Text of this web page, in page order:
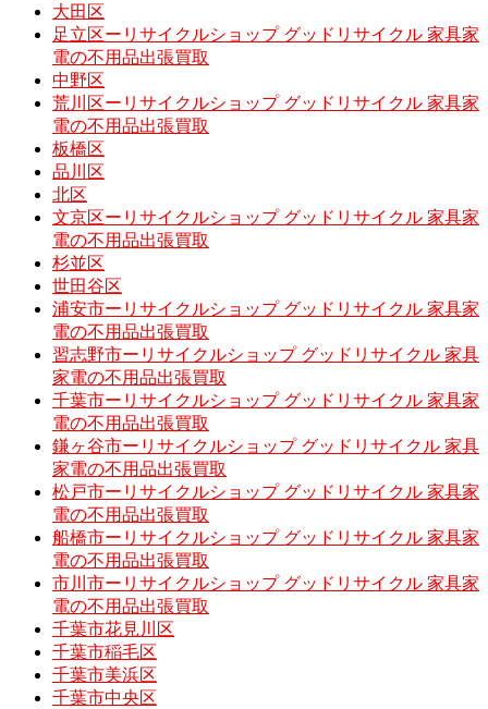
大田区
足立区ーリサイクルショップ グッドリサイクル 家具家
電の不用品出張買取
中野区
荒川区ーリサイクルショップ グッドリサイクル 家具家
電の不用品出張買取
板橋区
品川区
北区
文京区ーリサイクルショップ グッドリサイクル 家具家
電の不用品出張買取
杉並区
世田谷区
浦安市ーリサイクルショップ グッドリサイクル 家具家
電の不用品出張買取
習志野市ーリサイクルショップ グッドリサイクル 家具
家電の不用品出張買取
千葉市ーリサイクルショップ グッドリサイクル 家具家
電の不用品出張買取
鎌ヶ谷市ーリサイクルショップ グッドリサイクル 家具
家電の不用品出張買取
松戸市ーリサイクルショップ グッドリサイクル 家具家
電の不用品出張買取
船橋市ーリサイクルショップ グッドリサイクル 家具家
電の不用品出張買取
市川市ーリサイクルショップ グッドリサイクル 家具家
電の不用品出張買取
千葉市花見川区
千葉市稲毛区
千葉市美浜区
千葉市中央区